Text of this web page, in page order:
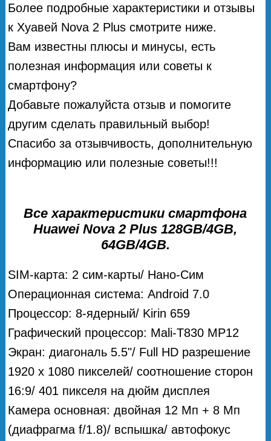
Более подробные характеристики и отзывы
к Хуавей Nova 2 Plus смотрите ниже.
Вам известны плюсы и минусы, есть
полезная информация или советы к
смартфону?
Добавьте пожалуйста отзыв и помогите
другим сделать правильный выбор!
Спасибо за отзывчивость, дополнительную
информацию или полезные советы!!!
Все характеристики смартфона
Huawei Nova 2 Plus 128GB/4GB,
64GB/4GB.
SIM-карта: 2 сим-карты/ Нано-Сим
Операционная система: Android 7.0
Процессор: 8-ядерный/ Kirin 659
Графический процессор: Mali-T830 MP12
Экран: диагональ 5.5"/ Full HD разрешение
1920 x 1080 пикселей/ соотношение сторон
16:9/ 401 пикселя на дюйм дисплея
Камера основная: двойная 12 Мп + 8 Мп
(диафрагма f/1.8)/ вспышка/ автофокус